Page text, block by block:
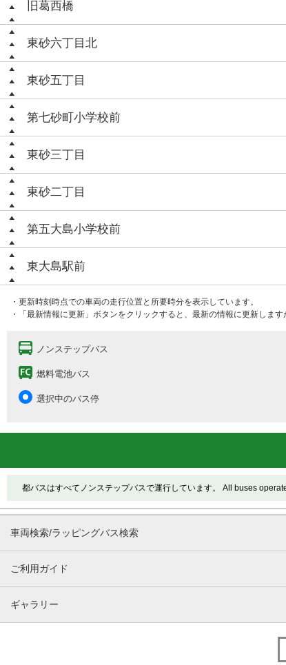
旧葛西橋
東砂六丁目北
東砂五丁目
第七砂町小学校前
東砂三丁目
東砂二丁目
第五大島小学校前
東大島駅前
・更新時刻時点での車両の走行位置と所要時分を表示しています。
・「最新情報に更新」ボタンをクリックすると、最新の情報に更新しま
ノンステップバス
燃料電池バス
選択中のバス停
都バスはすべてノンステップバスで運行しています。 All buses
車両検索/ラッピングバス検索
ご利用ガイド
ギャラリー